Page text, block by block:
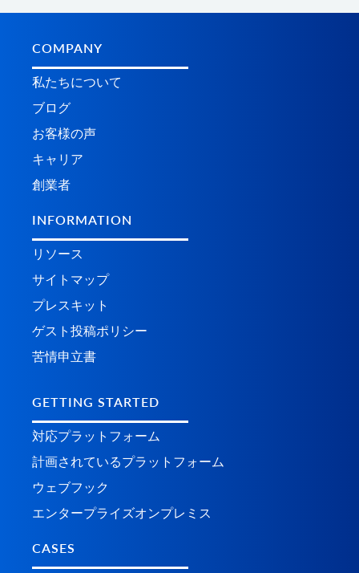
COMPANY
私たちについて
ブログ
お客様の声
キャリア
創業者
INFORMATION
リソース
サイトマップ
プレスキット
ゲスト投稿ポリシー
苦情申立書
GETTING STARTED
対応プラットフォーム
計画されているプラ​​ットフォーム
ウェブフック
エンタープライズオンプレミス
CASES